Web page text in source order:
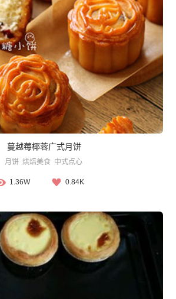
蔓越莓椰蓉广式月饼
月饼 烘焙美食 中式点心
1.36W 0.84K